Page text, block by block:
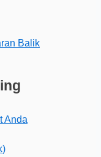
Balik
Anda